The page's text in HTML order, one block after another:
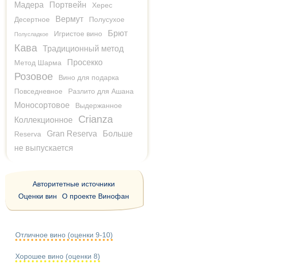
Мадера Портвейн
Херес
Десертное
Вермут Полусухое
Полусладкое Игристое вино Брют
Кава Традиционный метод
Метод Шарма Просекко
Розовое
Вино для подарка
Повседневное
Разлито для Ашана
Моносортовое Выдержанное
Коллекционное Crianza
Reserva Gran Reserva
Больше
не выпускается
Авторитетные источники
Оценки вин
О проекте Винофан
Отличное вино (оценки 9-10)
Хорошее вино (оценки 8)